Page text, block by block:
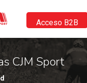
Acceso B2B
CJM Sport